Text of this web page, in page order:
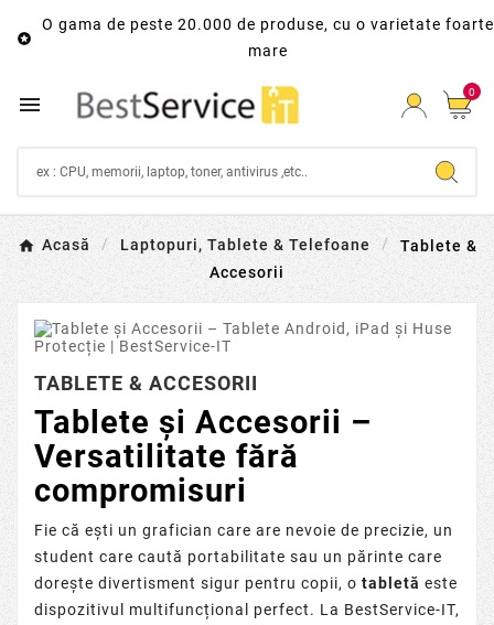

O gama de peste 20.000 de produse, cu o varietate foarte
mare
 0
Acasă Laptopuri, Tablete & Telefoane
Tablete &
Accesorii
TABLETE & ACCESORII
Tablete și Accesorii –
Versatilitate fără
compromisuri
Fie că ești un grafician care are nevoie de precizie, un
student care caută portabilitate sau un părinte care
dorește divertisment sigur pentru copii, o tabletă este
dispozitivul multifuncțional perfect. La BestService-IT,